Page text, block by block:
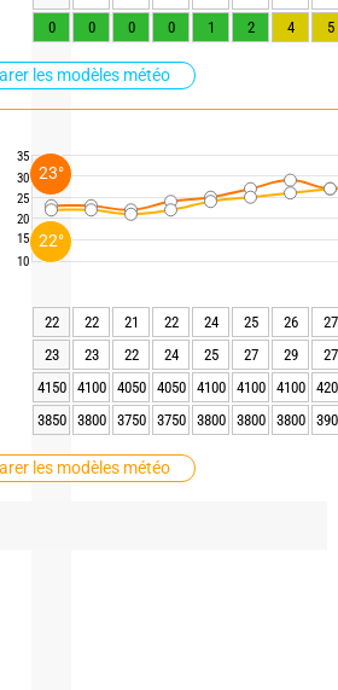
les modèles météo
les modèles météo
35
30
25
20
15
10
0
0 0 0 1 2 4 5
22 22 21 22 24 25 26
27
23
23 22 24 25 27 29
27
4150
4100 4050 4050 4100 4100 4100
3850
3800 3750 3750 3800 3800 3800
22°
23°